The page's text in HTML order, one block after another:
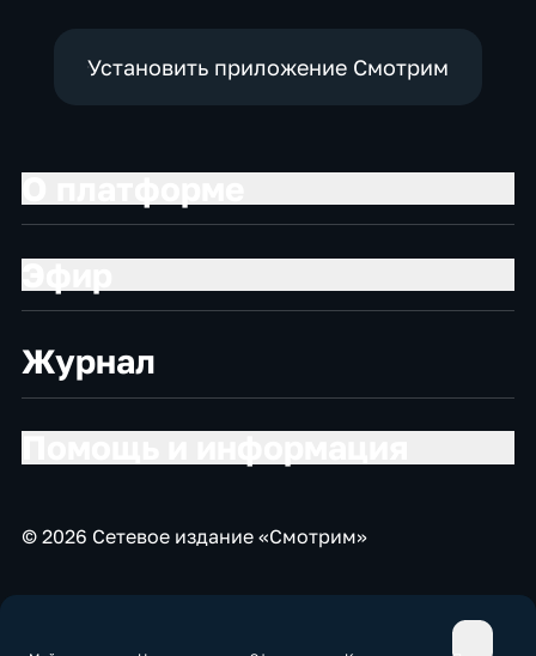
Установить приложение Смотрим
Журнал
© 2026 Сетевое издание «Смотрим»